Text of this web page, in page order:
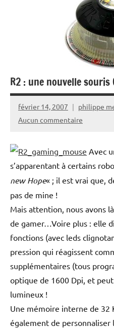
R2 : une nouvelle souris
février 14, 2007
philippe
Aucun commentaire
Avec
s’apparentant à certains
new Hope« ; il est vrai que,
pas de mine !
Mais attention, nous avons
de gamer…Voire plus : elle
fonctions (avec leds
pression qui réagissent
supplémentaires (tous
optique de 1600 Dpi, et
lumineux !
Une mémoire interne de 32
également de personnaliser